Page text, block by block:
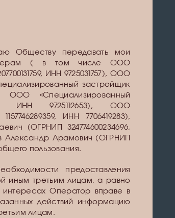
Обществу передавать мои
( в том числе ООО
ИНН 9725031757), ООО
застройщик
ООО «Специализированный
ИНН 9725112653), ООО
ИНН 7706419283),
(ОГРНИП 324774600234696,
Александр Арамович (ОГРНИП
пользования.
предоставления
иным третьим лицам, а равно
интересах Оператор вправе в
действий информацию
лицам.